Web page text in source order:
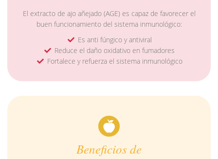
Blog
El extracto de ajo añejado (AGE) es capaz de favorecer el
buen funcionamiento del sistema inmunológico:
Es anti fúngico y antiviral
Reduce el daño oxidativo en fumadores
Fortalece y refuerza el sistema inmunológico
Beneficios de